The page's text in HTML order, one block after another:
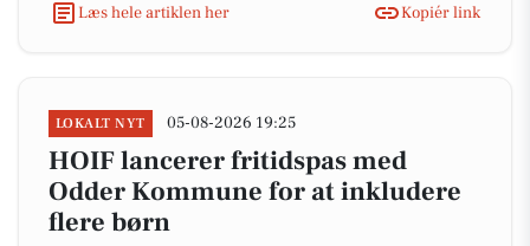
Læs hele artiklen her
Kopiér link
LOKALT NYT 05-08-2026 19:25
HOIF lancerer fritidspas med
Odder Kommune for at inkludere
flere børn